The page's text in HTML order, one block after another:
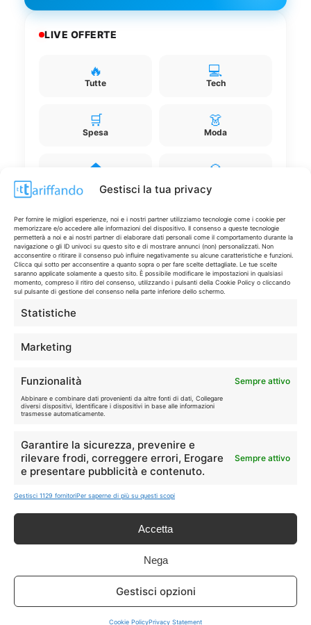
Gestisci la tua privacy
Per fornire le migliori esperienze, noi e i nostri partner utilizziamo tecnologie come i cookie per
memorizzare e/o accedere alle informazioni del dispositivo. Il consenso a queste tecnologie
permetterà a noi e ai nostri partner di elaborare dati personali come il comportamento durante la
navigazione o gli ID univoci su questo sito e di mostrare annunci (non) personalizzati. Non
acconsentire o ritirare il consenso può influire negativamente su alcune caratteristiche e funzioni.
Clicca qui sotto per acconsentire a quanto sopra o per fare scelte dettagliate. Le tue scelte
saranno applicate solamente a questo sito. È possibile modificare le impostazioni in qualsiasi
momento, compreso il ritiro del consenso, utilizzando i pulsanti della Cookie Policy o cliccando
sul pulsante di gestione del consenso nella parte inferiore dello schermo.
Statistiche
Marketing
Funzionalità Sempre attivo
Abbinare e combinare dati provenienti da altre fonti di dati, Collegare
diversi dispositivi, Identificare i dispositivi in base alle informazioni
trasmesse automaticamente.
Garantire la sicurezza, prevenire e
rilevare frodi, correggere errori, Erogare
e presentare pubblicità e contenuto.
Sempre attivo
Gestisci 1129 fornitoriPer saperne di più su questi scopi
Accetta
Nega
Gestisci opzioni
Cookie PolicyPrivacy Statement
LIVE OFFERTE
🔥
Tutte
💻
Tech
🛒
Spesa
👗
Moda
🏠 💎
Disclaimer
I marchi citati appartengono ai rispettivi proprietari. Le offerte
Info
guadagno dagli acquisti idonei.
Note Legali|Cookie Policy
Contattaci